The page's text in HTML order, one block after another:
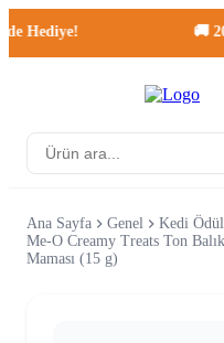
🚚
Ana Sayfa Genel
Kedi Ödül
Me-O Creamy Treats Ton
Maması (15 g)